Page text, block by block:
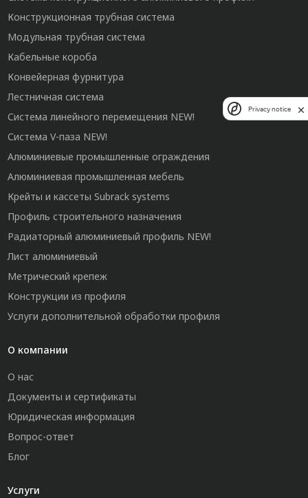
Конструкционная трубная система
Модульная трубная система
Кабельные короба
Конвейерная фурнитура
Лестничная система
Система линейного перемещения NEW!
Система V-паза NEW!
Алюминиевые промышленные ограждения
Алюминиевая промышленная мебель
Крейты и кассеты Subrack systems
Профиль строительного назначения
Радиаторный алюминиевый профиль NEW!
Лист алюминиевый
Метрический крепеж
Конструкции из профиля
Услуги дополнительной обработки профиля
О компании
О нас
Документы и сертификаты
Юридическая информация
Вопрос-ответ
Блог
Услуги
Privacy notice